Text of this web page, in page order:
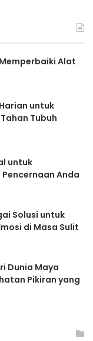
Alat
untuk
Tubuh
untuk
Anda
Solusi untuk
di Masa Sulit
Dunia Maya
Pikiran yang